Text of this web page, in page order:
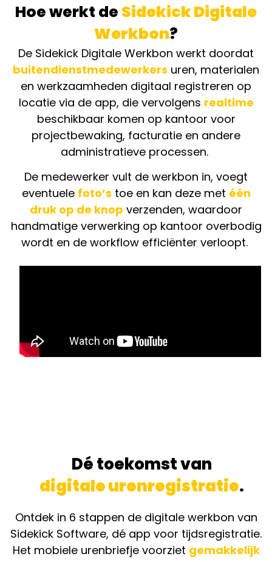
Hoe werkt de Sidekick Digitale
Werkbon?
De Sidekick Digitale Werkbon werkt doordat
buitendienstmedewerkers uren, materialen
en werkzaamheden digitaal registreren op
locatie via de app, die vervolgens realtime
beschikbaar komen op kantoor voor
projectbewaking, facturatie en andere
administratieve processen.
De medewerker vult de werkbon in, voegt
eventuele foto’s toe en kan deze met één
druk op de knop verzenden, waardoor
handmatige verwerking op kantoor overbodig
wordt en de workflow efficiënter verloopt.
Ontdek in 6 stappen de digitale werkbon van
Sidekick Software, dé app voor tijdsregistratie.
Het mobiele urenbriefje voorziet gemakkelijk
Dé toekomst van
digitale urenregistratie.